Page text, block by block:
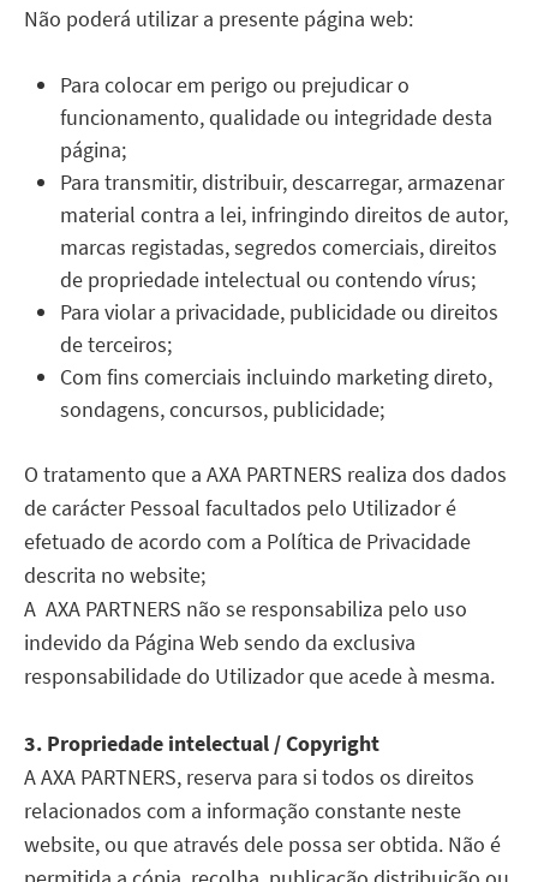
Não poderá utilizar a presente página web:
Para colocar em perigo ou prejudicar o
funcionamento, qualidade ou integridade desta
página;
Para transmitir, distribuir, descarregar, armazenar
material contra a lei, infringindo direitos de autor,
marcas registadas, segredos comerciais, direitos
de propriedade intelectual ou contendo vírus;
Para violar a privacidade, publicidade ou direitos
de terceiros;
Com fins comerciais incluindo marketing direto,
sondagens, concursos, publicidade;
O tratamento que a AXA PARTNERS realiza dos dados
de carácter Pessoal facultados pelo Utilizador é
efetuado de acordo com a Política de Privacidade
descrita no website;
A AXA PARTNERS não se responsabiliza pelo uso
indevido da Página Web sendo da exclusiva
responsabilidade do Utilizador que acede à mesma.
3. Propriedade intelectual / Copyright
A AXA PARTNERS, reserva para si todos os direitos
relacionados com a informação constante neste
website, ou que através dele possa ser obtida. Não é